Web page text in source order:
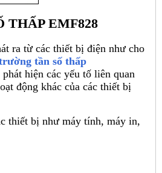
THẤP EMF828
át ra từ các thiết bị điện như cho
tần số thấp
phát hiện các yếu tố liên quan
động khác của các thiết bị
thiết bị như máy tính, máy in,